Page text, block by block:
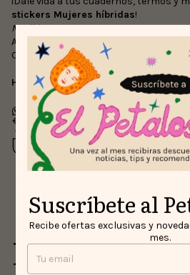
stickers Mujeres híbridas!
Medida: 14cm x 20cm
Acabado: Laminado escarchado
Cada hoja trae 12 stickers.
Hecho en Colombia con amor y
Devoluciones gratis
Hasta 30 días después de tu compra
Compra segura
Tus datos protegidos
Productos
Suscríbete al
Recibe ofertas exclusivas y
mes.